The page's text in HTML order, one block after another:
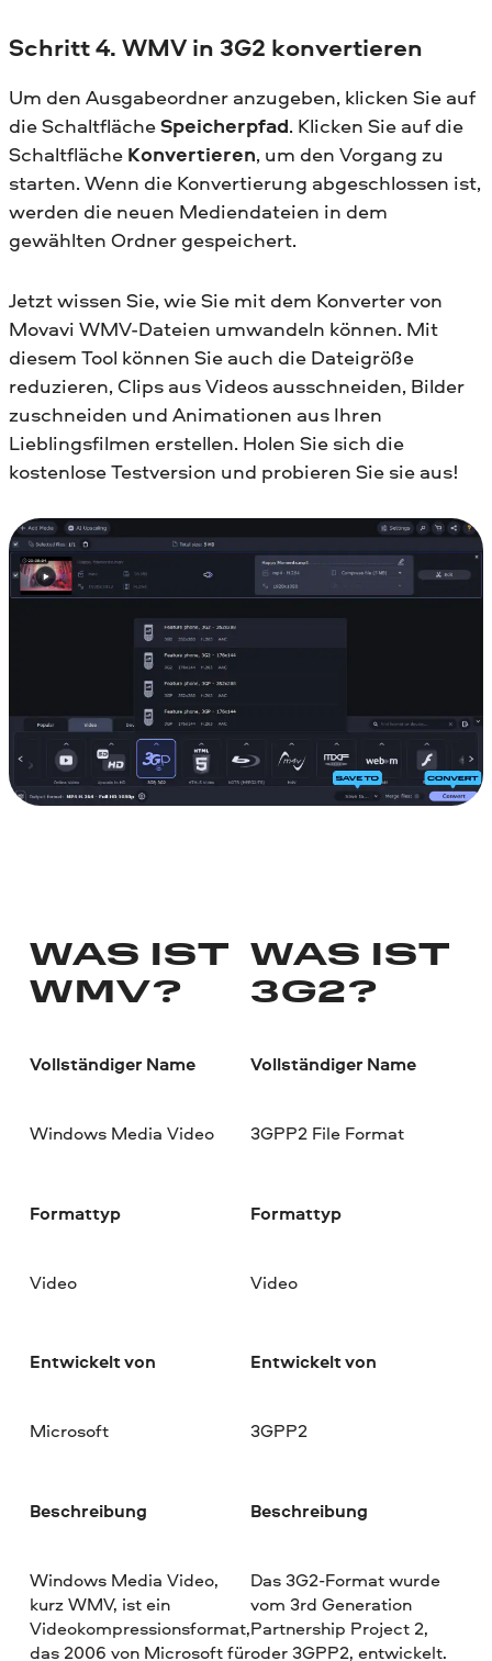
Schritt 4. WMV in 3G2 konvertieren
Um den Ausgabeordner anzugeben, klicken Sie auf
die SchaltflächeSpeicherpfad. Klicken Sie auf die
Schaltfläche Konvertieren, um den Vorgang zu
starten. Wenn die Konvertierung abgeschlossen ist,
werden die neuen Mediendateien in dem
gewählten Ordner gespeichert.
Jetzt wissen Sie, wie Sie mit dem Konverter von
Movavi WMV-Dateien umwandeln können. Mit
diesem Tool können Sie auch die Dateigröße
reduzieren, Clips aus Videos ausschneiden, Bilder
zuschneiden und Animationen aus Ihren
Lieblingsfilmen erstellen. Holen Sie sich die
kostenlose Testversion und probieren Sie sie aus!
WAS IST
WMV?
Vollständiger Name
Windows Media Video
Formattyp
Video
Entwickelt von
Microsoft
Beschreibung
Windows Media Video,
kurz WMV, ist ein
Videokompressionsformat,
das 2006 von Microsoft für
WAS IST
3G2?
Vollständiger Name
3GPP2 File Format
Formattyp
Video
Entwickelt von
3GPP2
Beschreibung
Das 3G2-Format wurde
vom 3rd Generation
Partnership Project 2,
oder 3GPP2, entwickelt.